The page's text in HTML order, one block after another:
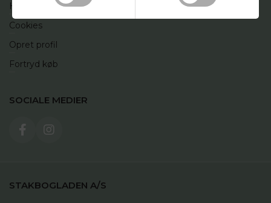
Handelsbetingelser
Cookies
Opret profil
Fortryd køb
SOCIALE MEDIER
STAKBOGLADEN A/S